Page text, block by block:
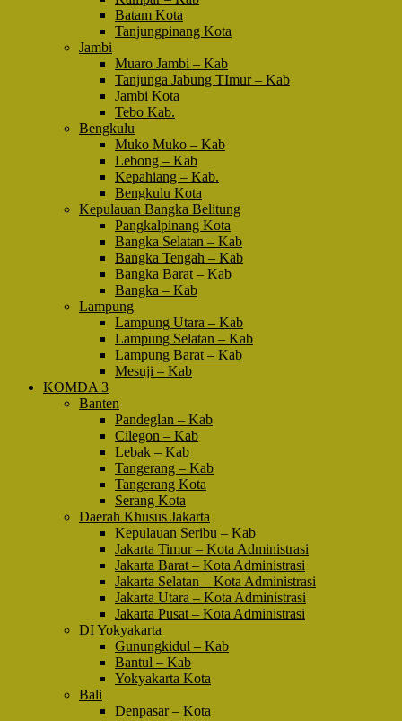
Batam Kota
Tanjungpinang Kota
Jambi
Muaro Jambi – Kab
Tanjunga Jabung TImur – Kab
Jambi Kota
Tebo Kab.
Bengkulu
Muko Muko – Kab
Lebong – Kab
Kepahiang – Kab.
Bengkulu Kota
Kepulauan Bangka Belitung
Pangkalpinang Kota
Bangka Selatan – Kab
Bangka Tengah – Kab
Bangka Barat – Kab
Bangka – Kab
Lampung
Lampung Utara – Kab
Lampung Selatan – Kab
Lampung Barat – Kab
Mesuji – Kab
KOMDA 3
Banten
Pandeglan – Kab
Cilegon – Kab
Lebak – Kab
Tangerang – Kab
Tangerang Kota
Serang Kota
Daerah Khusus Jakarta
Kepulauan Seribu – Kab
Jakarta Timur – Kota Administrasi
Jakarta Barat – Kota Administrasi
Jakarta Selatan – Kota Administrasi
Jakarta Utara – Kota Administrasi
Jakarta Pusat – Kota Administrasi
DI Yokyakarta
Gunungkidul – Kab
Bantul – Kab
Yokyakarta Kota
Bali
Denpasar – Kota